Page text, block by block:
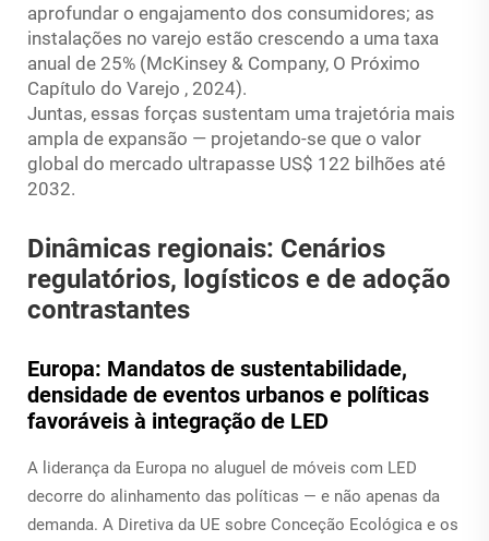
aprofundar o engajamento dos consumidores; as
instalações no varejo estão crescendo a uma taxa
anual de 25% (McKinsey & Company, O Próximo
Capítulo do Varejo , 2024).
Juntas, essas forças sustentam uma trajetória mais
ampla de expansão — projetando-se que o valor
global do mercado ultrapasse US$ 122 bilhões até
2032.
Dinâmicas regionais: Cenários
regulatórios, logísticos e de adoção
contrastantes
Europa: Mandatos de sustentabilidade,
densidade de eventos urbanos e políticas
favoráveis à integração de LED
A liderança da Europa no aluguel de móveis com LED
decorre do alinhamento das políticas — e não apenas da
demanda. A Diretiva da UE sobre Conceção Ecológica e os